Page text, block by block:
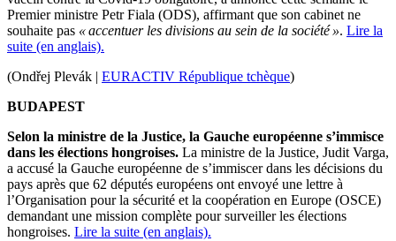
Premier ministre Petr Fiala (ODS), affirmant que son cabinet ne
souhaite pas « accentuer les divisions au sein de la société ». Lire la
suite (en anglais).
(Ondřej Plevák | EURACTIV République tchèque)
BUDAPEST
Selon la ministre de la Justice, la Gauche européenne s’immisce
dans les élections hongroises. La ministre de la Justice, Judit Varga,
a accusé la Gauche européenne de s’immiscer dans les décisions du
pays après que 62 députés européens ont envoyé une lettre à
l’Organisation pour la sécurité et la coopération en Europe (OSCE)
demandant une mission complète pour surveiller les élections
hongroises. Lire la suite (en anglais).